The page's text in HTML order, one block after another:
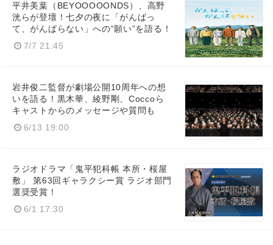
平井美葉（BEYOOOOONDS）、高野
洸らが登壇！七夕の夜に「がんばっ
て、がんばらない」への“願い”を語る！
7/7 21:45
岩井俊二監督が劇場公開10周年への想
いを語る！黒木華、綾野剛、Coccoら
キャストからのメッセージや質問も
6/13 19:00
ラジオドラマ「鬼平犯科帳 本所・桜屋
敷」 第63回ギャラクシー賞 ラジオ部門
選奨受賞！
6/1 17:30